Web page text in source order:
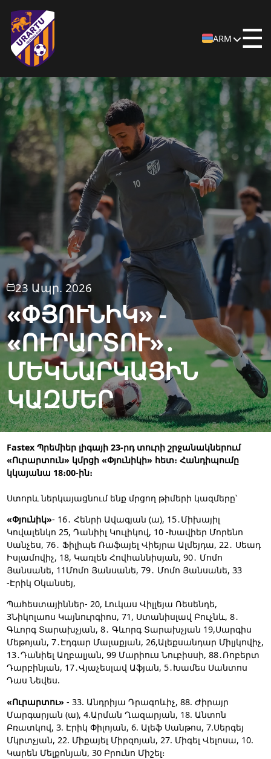
ARM ☰
23 Ապր. 2026
«ՓՅՈՒՆԻԿ» -
«ՈՒՐԱՐՏՈՒ»․
ՄԵԿՆԱՐԿԱՅԻՆ
ԿԱԶՄԵՐ
Fastex Պրեմիեր լիգայի 23-րդ տուրի շրջանակներում
«Ուրարտուն» կմրցի «Փյունիկի» հետ։ Հանդիպումը
կկայանա 18։00-ին։
Ստորև ներկայացնում ենք մրցող թիմերի կազմերը՝
«Փյունիկ»- 16․ Հենրի Ավագյան (ա), 15․Միխայիլ
Կովալենկո 25, Դանիիլ Կուլիկով, 10 -Խավիեր Մորենո
Սանչես, 76․ Ֆիլիպե Ռաֆայել Վիեյրա Ալմեյդա, 22․ Սեադ
Իսլամովիչ, 18, Կառլեն Հովհաննիսյան, 90․ Մոմո
Յանսանե, 11Մոմո Յանսանե, 79․ Մոմո Յանսանե, 33
-Էրիկ Օկանսեյ,
Պահեստայիններ- 20, Լուկաս Վիլլեյա Ռեսենդե,
3Նիկոլաոս Կայնուրգիոս, 71, Ստանիսլավ Բուչնև, 8․
Գևորգ Տարախչյան, 8․ Գևորգ Տարախչյան 19,Սարգիս
Մեթոյան, 7․Էդգար Մալաքյան, 26,Ալեքսանդար Միլյկովիչ,
13․Դանիել Աղբալյան, 99 Մարիուս Նուբիսսի, 88․Ռոբերտ
Դարբինյան, 17․Վյաչեսլավ Աֆյան, 5․Խամես Սանտոս
Դաս Նեվես.
«Ուրարտու» - 33. Անդրիյա Դրագոևիչ, 88. Ժիրայր
Մարգարյան (ա), 4.Արման Ղազարյան, 18. Անտոն
Բռատկով, 3. Էրիկ Փիլոյան, 6. Ալեֆ Սանթոս, 7.Սերգեյ
Մկրտչյան, 22. Միքայել Միրզոյան, 27. Միգել Վելոսա, 10.
Կարեն Մելքոնյան, 30 Բրունո Միշել։